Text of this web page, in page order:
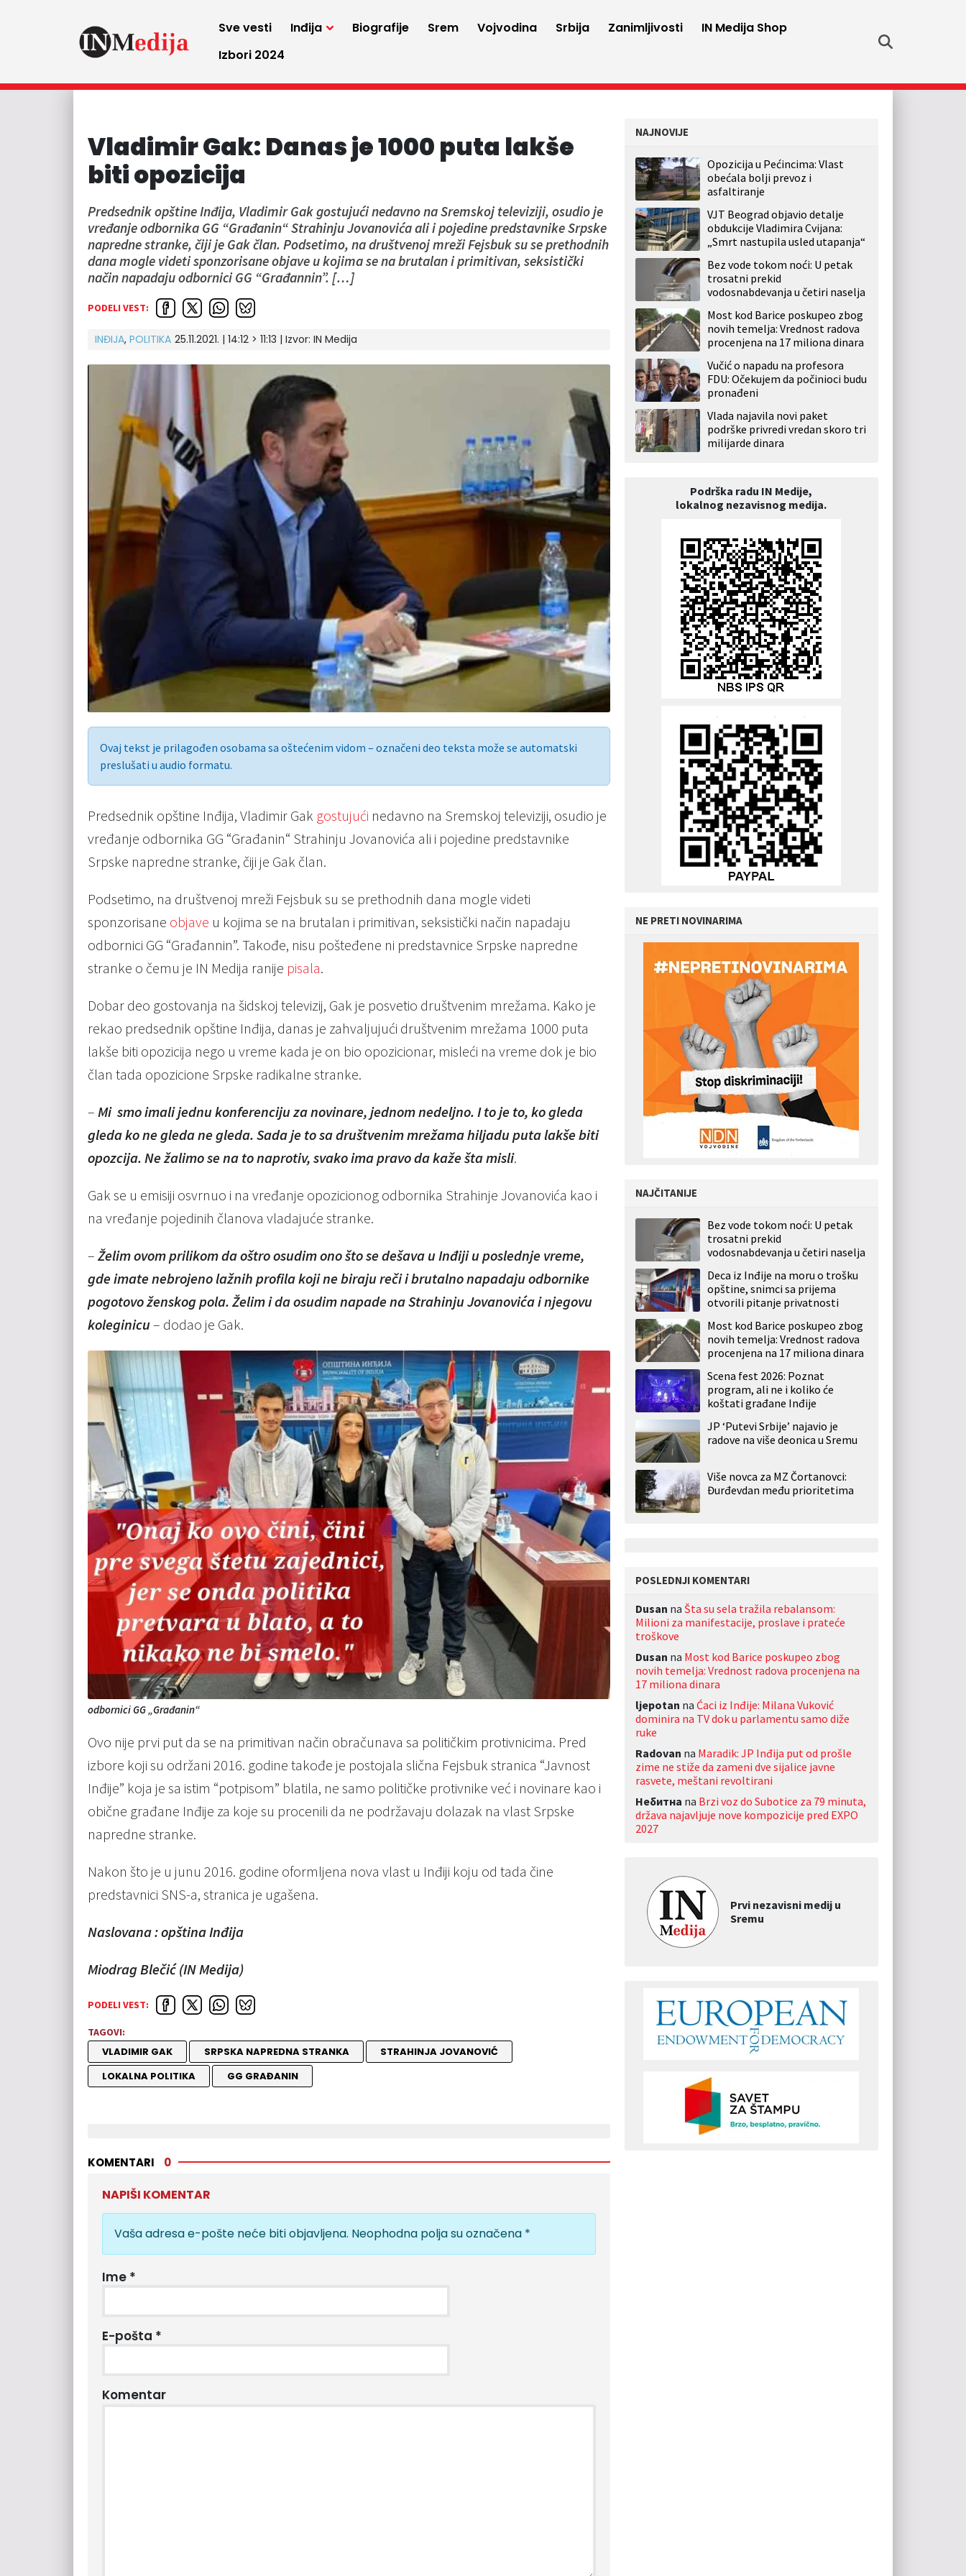
Sve vesti Inđija Biografije Srem Vojvodina Srbija Zanimljivosti
IN Medija Shop
Izbori 2024
Vladimir Gak: Danas je 1000 puta lakše
biti opozicija
Predsednik opštine Inđija, Vladimir Gak gostujući nedavno na Sremskoj televiziji, osudio je
vređanje odbornika GG “Građanin“ Strahinju Jovanovića ali i pojedine predstavnike Srpske
napredne stranke, čiji je Gak član. Podsetimo, na društvenoj mreži Fejsbuk su se prethodnih
dana mogle videti sponzorisane objave u kojima se na brutalan i primitivan, seksistički
način napadaju odbornici GG “Građannin”. […]
PODELI VEST:
INĐIJA, POLITIKA 25.11.2021. | 14:12 > 11:13 | Izvor: IN Medija
Ovaj tekst je prilagođen osobama sa oštećenim vidom – označeni deo teksta može se automatski
preslušati u audio formatu.
Predsednik opštine Inđija, Vladimir Gak gostujući nedavno na Sremskoj televiziji, osudio je
vređanje odbornika GG “Građanin“ Strahinju Jovanovića ali i pojedine predstavnike
Srpske napredne stranke, čiji je Gak član.
Podsetimo, na društvenoj mreži Fejsbuk su se prethodnih dana mogle videti
sponzorisane objave u kojima se na brutalan i primitivan, seksistički način napadaju
odbornici GG “Građannin”. Takođe, nisu pošteđene ni predstavnice Srpske napredne
stranke o čemu je IN Medija ranije pisala.
Dobar deo gostovanja na šidskoj televizij, Gak je posvetio društvenim mrežama. Kako je
rekao predsednik opštine Inđija, danas je zahvaljujući društvenim mrežama 1000 puta
lakše biti opozicija nego u vreme kada je on bio opozicionar, misleći na vreme dok je bio
član tada opozicione Srpske radikalne stranke.
– Mi smo imali jednu konferenciju za novinare, jednom nedeljno. I to je to, ko gleda
gleda ko ne gleda ne gleda. Sada je to sa društvenim mrežama hiljadu puta lakše biti
opozcija. Ne žalimo se na to naprotiv, svako ima pravo da kaže šta misli.
Gak se u emisiji osvrnuo i na vređanje opozicionog odbornika Strahinje Jovanovića kao i
na vređanje pojedinih članova vladajuće stranke.
– Želim ovom prilikom da oštro osudim ono što se dešava u Inđiji u poslednje vreme,
gde imate nebrojeno lažnih profila koji ne biraju reči i brutalno napadaju odbornike
pogotovo ženskog pola. Želim i da osudim napade na Strahinju Jovanovića i njegovu
koleginicu– dodao je Gak.
odbornici GG „Građanin“
Ovo nije prvi put da se na primitivan način obračunava sa političkim protivnicima. Pred
izbore koji su održani 2016. godine takođe je postojala slična Fejsbuk stranica “Javnost
Inđije” koja je sa istim “potpisom” blatila, ne samo političke protivnike već i novinare kao i
obične građane Inđije za koje su procenili da ne podržavaju dolazak na vlast Srpske
napredne stranke.
Nakon što je u junu 2016. godine oformljena nova vlast u Inđiji koju od tada čine
predstavnici SNS-a, stranica je ugašena.
Naslovana : opština Inđija
Miodrag Blečić (IN Medija)
PODELI VEST:
TAGOVI:
VLADIMIR GAK SRPSKA NAPREDNA STRANKA
STRAHINJA JOVANOVIĆ
LOKALNA POLITIKA
GG GRAĐANIN
KOMENTARI 0
NAPIŠI KOMENTAR
Vaša adresa e-pošte neće biti objavljena. Neophodna polja su označena *
Ime *
E-pošta *
Komentar
NAJNOVIJE
Opozicija u Pećincima: Vlast
obećala bolji prevoz i
asfaltiranje
VJT Beograd objavio detalje
obdukcije Vladimira Cvijana:
„Smrt nastupila usled utapanja“
Bez vode tokom noći: U petak
trosatni prekid
vodosnabdevanja u četiri naselja
Most kod Barice poskupeo zbog
novih temelja: Vrednost radova
procenjena na 17 miliona dinara
Vučić o napadu na profesora
FDU: Očekujem da počinioci budu
pronađeni
Vlada najavila novi paket
podrške privredi vredan skoro tri
milijarde dinara
Podrška radu IN Medije,
lokalnog nezavisnog medija.
NE PRETI NOVINARIMA
NAJČITANIJE
Bez vode tokom noći: U petak
trosatni prekid
vodosnabdevanja u četiri naselja
Deca iz Inđije na moru o trošku
opštine, snimci sa prijema
otvorili pitanje privatnosti
Most kod Barice poskupeo zbog
novih temelja: Vrednost radova
procenjena na 17 miliona dinara
Scena fest 2026: Poznat
program, ali ne i koliko će
koštati građane Inđije
JP ‘Putevi Srbije’ najavio je
radove na više deonica u Sremu
Više novca za MZ Čortanovci:
Đurđevdan među prioritetima
POSLEDNJI KOMENTARI
Dusan na Šta su sela tražila rebalansom:
Milioni za manifestacije, proslave i prateće
troškove
Dusan na Most kod Barice poskupeo zbog
novih temelja: Vrednost radova procenjena na
17 miliona dinara
ljepotan na Ćaci iz Inđije: Milana Vuković
dominira na TV dok u parlamentu samo diže
ruke
Radovan na Maradik: JP Inđija put od prošle
zime ne stiže da zameni dve sijalice javne
rasvete, meštani revoltirani
Небитна na Brzi voz do Subotice za 79 minuta,
država najavljuje nove kompozicije pred EXPO
2027
Prvi nezavisni medij u
Sremu